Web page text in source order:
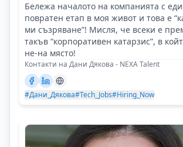
Бележа началото на компанията с
повратен етап в моя живот и това е
ми съзряване”! Мисля, че всеки е
такъв “корпоративен катарзис”, в
не-на място!
Контакти на Дани Дякова - NEXA Talent
#Дани_Дякова#Tech_Jobs#Hiring_Now